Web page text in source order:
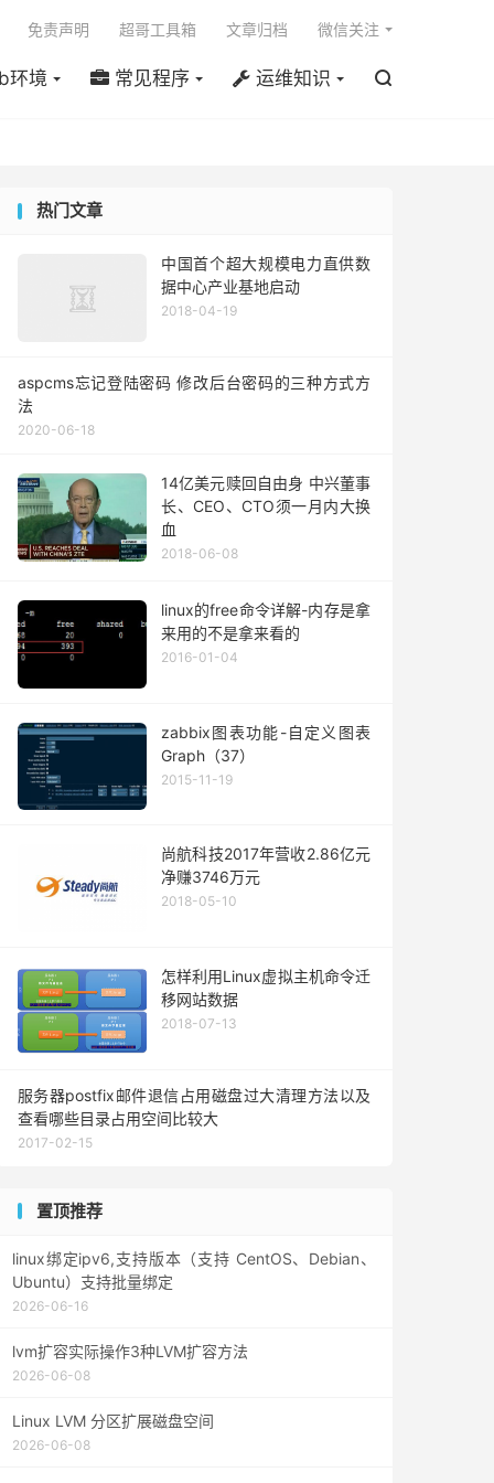
环境 常见程序 运维知识 
免责声明 超哥工具箱 文章归档 微信关注
热门文章
中国首个超大规模电力直供数
据中心产业基地启动
2018-04-19
aspcms忘记登陆密码 修改后台密码的三种方式方
法
2020-06-18
14亿美元赎回自由身 中兴董事
长、CEO、CTO须一月内大换
血
2018-06-08
linux的free命令详解-内存是拿
来用的不是拿来看的
2016-01-04
zabbix图表功能-自定义图表
Graph（37）
2015-11-19
尚航科技2017年营收2.86亿元
净赚3746万元
2018-05-10
怎样利用Linux虚拟主机命令迁
移网站数据
2018-07-13
服务器postfix邮件退信占用磁盘过大清理方法以及
查看哪些目录占用空间比较大
2017-02-15
置顶推荐
linux绑定ipv6,支持版本（支持 CentOS、Debian、
Ubuntu）支持批量绑定
2026-06-16
lvm扩容实际操作3种LVM扩容方法
2026-06-08
Linux LVM 分区扩展磁盘空间
2026-06-08